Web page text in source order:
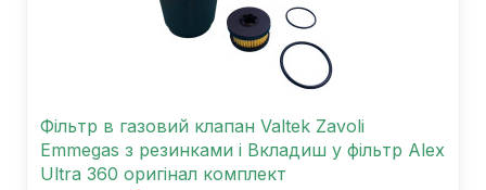
Фільтр в газовий клапан Valtek Zavoli
Emmegas з резинками і Вкладиш у фільтр Alex
Ultra 360 оригінал комплект